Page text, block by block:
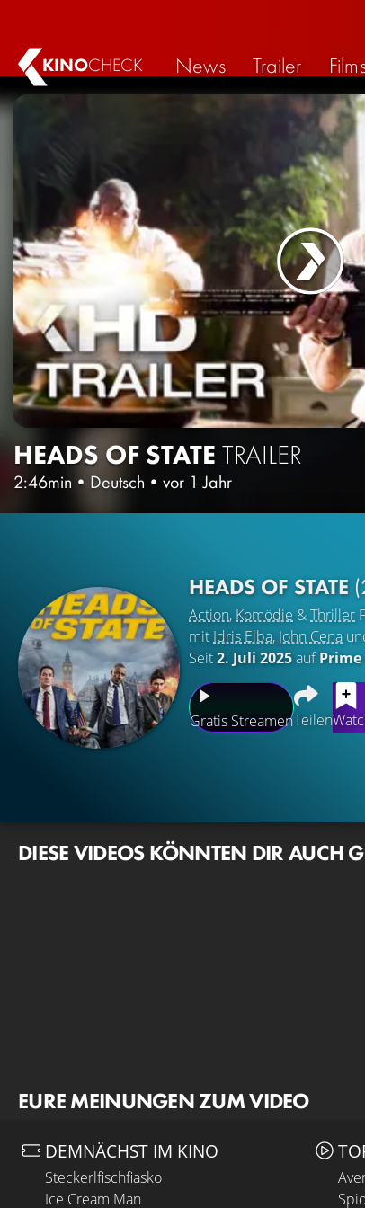
KINOCHECK News Trailer
HEADS OF STATE TRAILER
2:46min • Deutsch • vor 1 Jahr
HEADS OF STATE
Action, Komödie &Thriller
mit Idris Elba, John Cena
Seit2. Juli 2025aufPrime
Gratis StreamenTeilen
DIESE VIDEOS KÖNNTEN DIR AUCH
EURE MEINUNGEN ZUM VIDEO
DEMNÄCHST IM KINO
Steckerlfischfiasko
Ice Cream Man